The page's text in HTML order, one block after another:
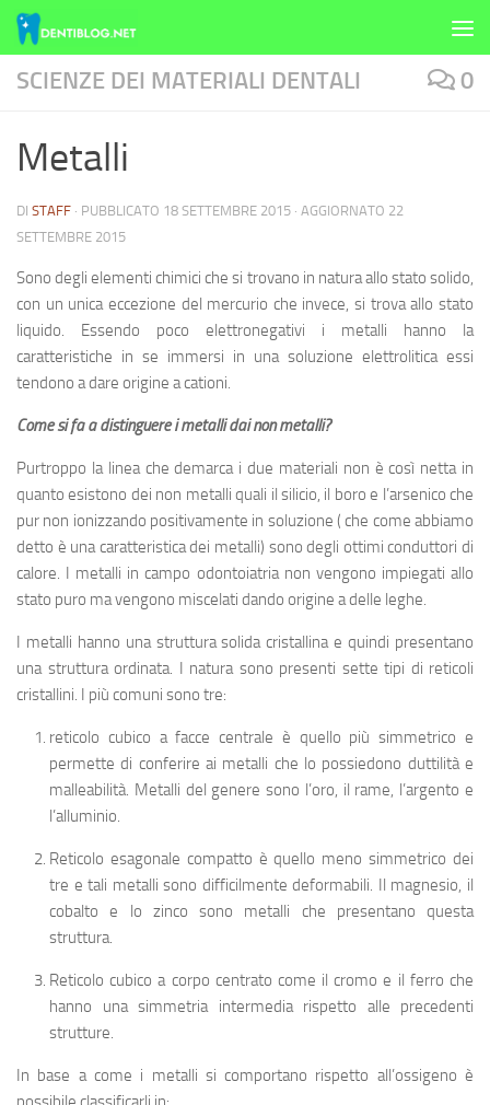
Skip to content
SCIENZE DEI MATERIALI DENTALI 0
Metalli
DI STAFF · PUBBLICATO 18 SETTEMBRE 2015 · AGGIORNATO 22
SETTEMBRE 2015
Sono degli elementi chimici che si trovano in natura allo stato solido,
con un unica eccezione del mercurio che invece, si trova allo stato
liquido. Essendo poco elettronegativi i metalli hanno la
caratteristiche in se immersi in una soluzione elettrolitica essi
tendono a dare origine a cationi.
Come si fa a distinguere i metalli dai non metalli?
Purtroppo la linea che demarca i due materiali non è così netta in
quanto esistono dei non metalli quali il silicio, il boro e l’arsenico che
pur non ionizzando positivamente in soluzione ( che come abbiamo
detto è una caratteristica dei metalli) sono degli ottimi conduttori di
calore. I metalli in campo odontoiatria non vengono impiegati allo
stato puro ma vengono miscelati dando origine a delle leghe.
I metalli hanno una struttura solida cristallina e quindi presentano
una struttura ordinata. I natura sono presenti sette tipi di reticoli
cristallini. I più comuni sono tre:
reticolo cubico a facce centrale è quello più simmetrico e
permette di conferire ai metalli che lo possiedono duttilità e
malleabilità. Metalli del genere sono l’oro, il rame, l’argento e
l’alluminio.
Reticolo esagonale compatto è quello meno simmetrico dei
tre e tali metalli sono difficilmente deformabili. Il magnesio, il
cobalto e lo zinco sono metalli che presentano questa
struttura.
Reticolo cubico a corpo centrato come il cromo e il ferro che
hanno una simmetria intermedia rispetto alle precedenti
strutture.
In base a come i metalli si comportano rispetto all’ossigeno è